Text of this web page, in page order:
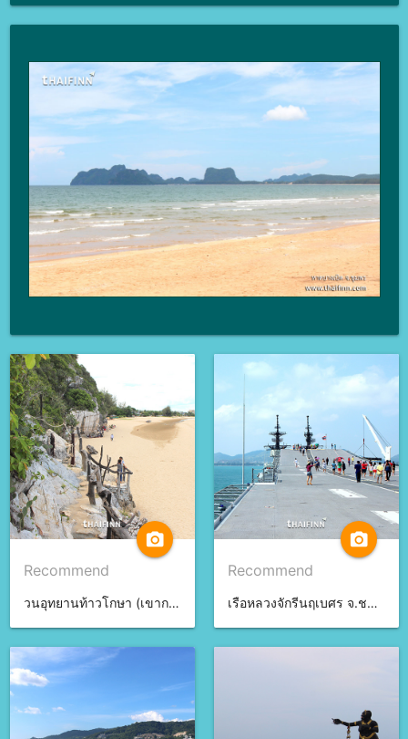
camera_alt
Recommend
วนอุทยานท้าวโกษา (เขากะโหลก) จ.ประจวบคีรีขันธ์
camera_alt
Recommend
เรือหลวงจักรีนฤเบศร จ.ชลบุรี